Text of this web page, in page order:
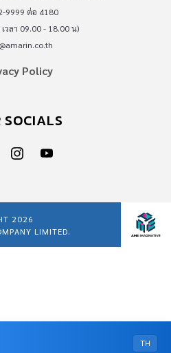
9999 ต่อ 4180
วลา 09.00 - 18.00 น)
Policy
SOCIALS
2026
LIMITED.
TH